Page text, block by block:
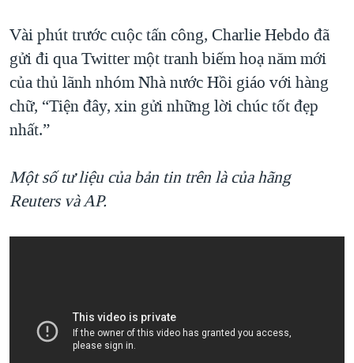
Vài phút trước cuộc tấn công, Charlie Hebdo đã
gửi đi qua Twitter một tranh biếm hoạ năm mới
của thủ lãnh nhóm Nhà nước Hồi giáo với hàng
chữ, “Tiện đây, xin gửi những lời chúc tốt đẹp
nhất.”
Một số tư liệu của bản tin trên là của hãng
Reuters và AP.